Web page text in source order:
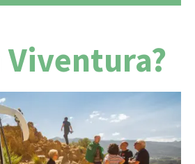
Viventura?
lassen wir Südamerika-
werden mit Herz, Erfahrung
Wir organisieren jede